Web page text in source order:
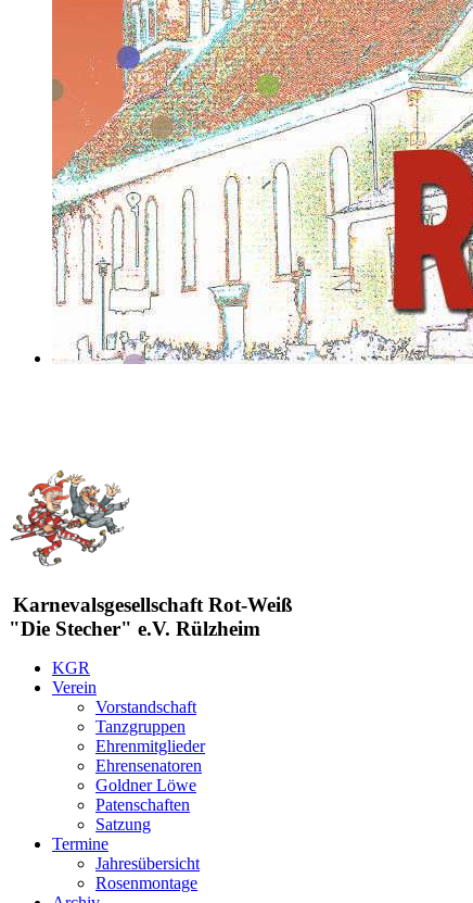
Karnevalsgesellschaft Rot-Weiß
"Die Stecher" e.V. Rülzheim
KGR
Verein
Vorstandschaft
Tanzgruppen
Ehrenmitglieder
Ehrensenatoren
Goldner Löwe
Patenschaften
Satzung
Termine
Jahresübersicht
Rosenmontage